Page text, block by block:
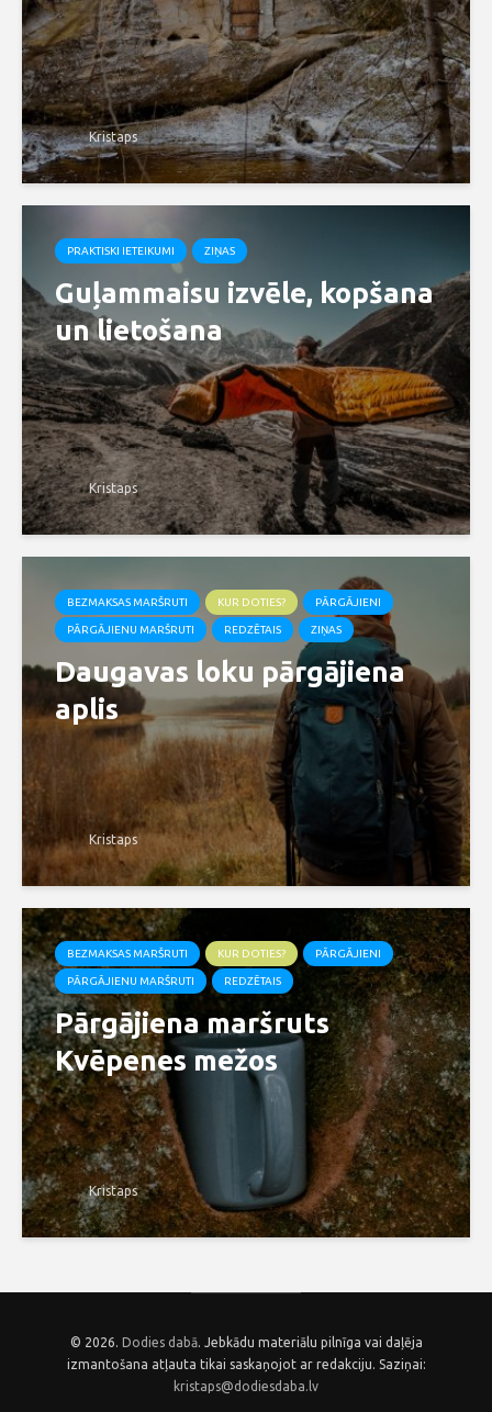
Kristaps
PRAKTISKI IETEIKUMI ZIŅAS
Guļammaisu izvēle, kopšana
un lietošana
Kristaps
BEZMAKSAS MARŠRUTI KUR DOTIES? PĀRGĀJIENI
PĀRGĀJIENU MARŠRUTI REDZĒTAIS ZIŅAS
Daugavas loku pārgājiena
aplis
Kristaps
BEZMAKSAS MARŠRUTI KUR DOTIES? PĀRGĀJIENI
PĀRGĀJIENU MARŠRUTI REDZĒTAIS
Pārgājiena maršruts
Kvēpenes mežos
Kristaps
© 2026. Dodies dabā. Jebkādu materiālu pilnīga vai daļēja
izmantošana atļauta tikai saskaņojot ar redakciju. Saziņai:
kristaps@dodiesdaba.lv